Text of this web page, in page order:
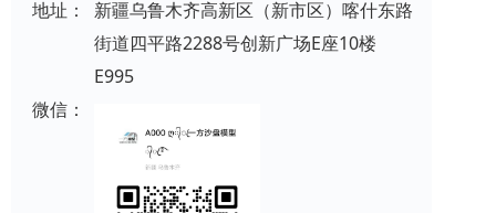
地址：
新疆乌鲁木齐高新区（新市区）喀什东路
街道四平路2288号创新广场E座10楼
E995
微信：